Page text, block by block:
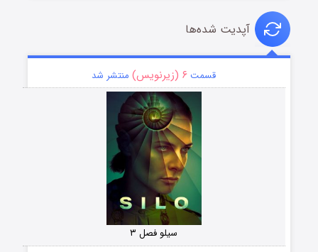
آپدیت شده‌ها
قسمت ۶ (زیرنویس) منتشر شد
سیلو فصل ۳